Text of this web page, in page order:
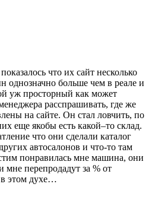
что их сайт несколько
однозначно больше чем в реале и
уж просторный как может
расспрашивать, где же
на сайте. Он стал ловчить, по
еще якобы есть какой–то склад.
что они сделали каталог
автосалонов и что-то там
понравилась мне машина, они
мне перепродадут за % от
этом духе…